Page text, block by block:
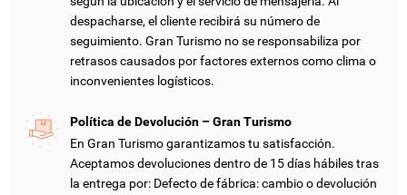
despacharse, el cliente recibirá su número de
seguimiento. Gran Turismo no se responsabiliza por
retrasos causados por factores externos como clima o
inconvenientes logísticos.
Política de Devolución – Gran Turismo
En Gran Turismo garantizamos tu satisfacción.
Aceptamos devoluciones dentro de 15 días hábiles tras
la entrega por: Defecto de fábrica: cambio o devolución
MI LISTA DE DESEOS
add_circle_outline CREAR NUEVA LISTA
CREAR LISTA DE DESEOS
NOMBRE DE LA LISTA DE DESEOS
INICIAR SESIÓN
DEBE INICIAR SESIÓN PARA GUARDAR PRODUCTOS EN SU
LISTA DE DESEOS.